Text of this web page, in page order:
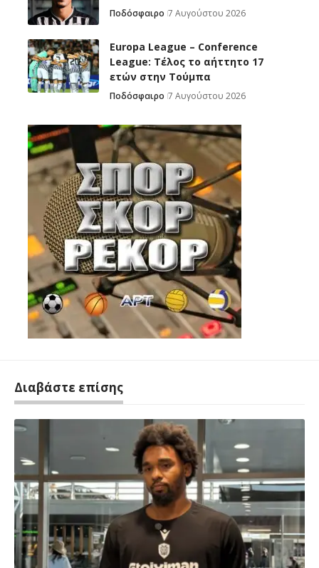
Ποδόσφαιρο 7 Αυγούστου 2026
Europa League – Conference
League: Τέλος το αήττητο 17
ετών στην Τούμπα
Ποδόσφαιρο 7 Αυγούστου 2026
Διαβάστε επίσης